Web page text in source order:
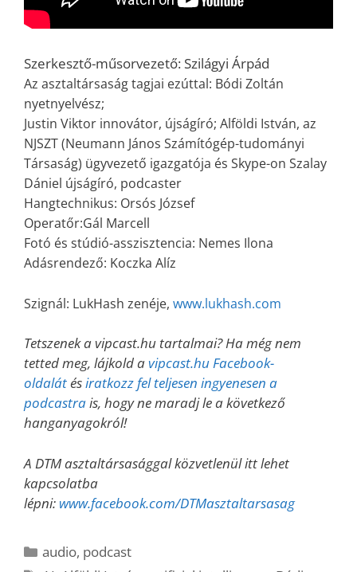
Szerkesztő-műsorvezető: Szilágyi Árpád
Az asztaltársaság tagjai ezúttal: Bódi Zoltán
nyetnyelvész;
Justin Viktor innovátor, újságíró; Alföldi István, az
NJSZT (Neumann János Számítógép-tudományi
Társaság) ügyvezető igazgatója és Skype-on Szalay
Dániel újságíró, podcaster
Hangtechnikus: Orsós József
Operatőr:Gál Marcell
Fotó és stúdió-asszisztencia: Nemes Ilona
Adásrendező: Koczka Alíz
Szignál: LukHash zenéje, www.lukhash.com
Tetszenek a vipcast.hu tartalmai? Ha még nem
tetted meg, lájkold avipcast.hu Facebook-
oldalátésiratkozz fel teljesen ingyenesen a
podcastrais, hogy ne maradj le a következő
hanganyagokról!
A DTM asztaltársasággal közvetlenül itt lehet
kapcsolatba
lépni: www.facebook.com/DTMasztaltarsasag
Kategória
audio, podcast